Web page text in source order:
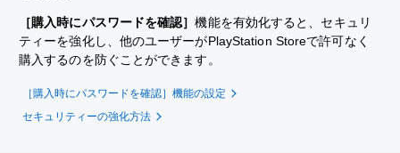
［購入時にパスワードを確認］機能を有効化すると、セキュリ
ティーを強化し、他のユーザーがPlayStation Storeで許可なく
購入するのを防ぐことができます。
［購入時にパスワードを確認］機能の設定
セキュリティーの強化方法